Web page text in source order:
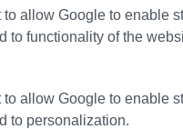
to allow Google to enable
to functionality of the
to allow Google to enable
to personalization.
ωράριο